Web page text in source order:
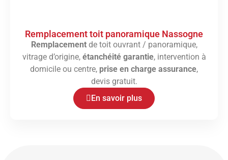
Remplacement toit panoramique Nassogne
Remplacementde toit ouvrant / panoramique,
vitrage d’origine, étanchéité garantie, intervention à
domicile ou centre, prise en charge assurance,
devis gratuit.
En savoir plus